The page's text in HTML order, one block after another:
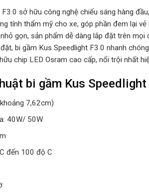
sở hữu công nghệ chiếu sáng hàng
tính thẩm mỹ cho xe, góp phần đem lại
gọn, sản phẩm dễ dàng lắp đặt trên mọi
bi gầm Kus Speedlight F3.0 nhanh
chip LED Osram cao cấp, nổi trội nhất
bi gầm Kus Speedlight
7,62cm)
40W/ 50W
đến 100 độ C